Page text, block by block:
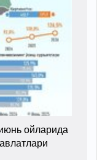
ойларида